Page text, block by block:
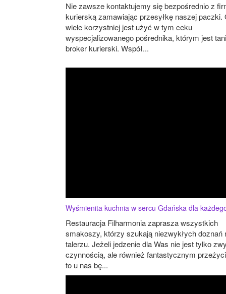
Nie zawsze kontaktujemy się bezpośrednio z
kurierską zamawiając przesyłkę naszej paczki.
wiele korzystniej jest użyć w tym ceku
wyspecjalizowanego pośrednika, którym jest tani
broker kurierski. Współ...
Wyśmienita kuchnia w sercu Gdańska dla
Restauracja Filharmonia zaprasza wszystkich
smakoszy, którzy szukają niezwykłych doznań
talerzu. Jeżeli jedzenie dla Was nie jest tylko
czynnością, ale również fantastycznym
to u nas bę...